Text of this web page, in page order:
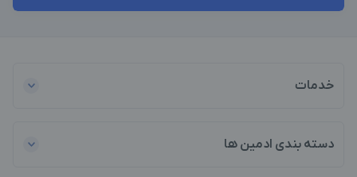
خدمات
دسته بندی ادمین ها